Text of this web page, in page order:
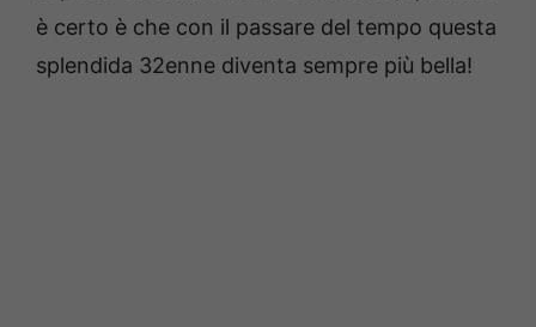
è certo è che con il passare del tempo questa
splendida 32enne diventa sempre più bella!